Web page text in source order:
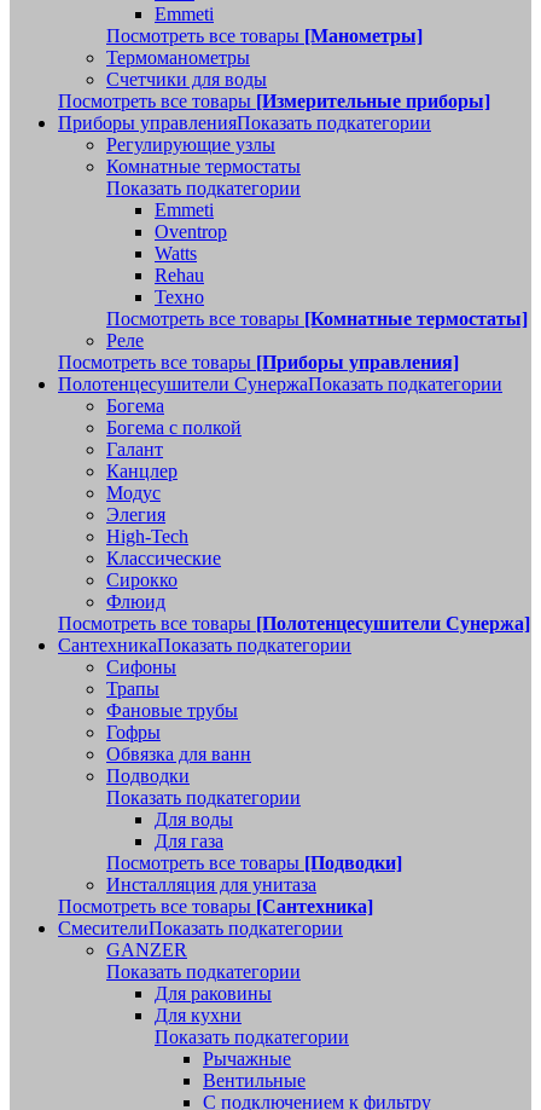
Emmeti
Посмотреть все товары [Манометры]
Термоманометры
Счетчики для воды
Посмотреть все товары [Измерительные приборы]
Приборы управленияПоказать подкатегории
Регулирующие узлы
Комнатные термостаты
Показать подкатегории
Emmeti
Oventrop
Watts
Rehau
Техно
Посмотреть все товары [Комнатные термостаты]
Реле
Посмотреть все товары [Приборы управления]
Полотенцесушители СунержаПоказать подкатегории
Богема
Богема с полкой
Галант
Канцлер
Модус
Элегия
High-Tech
Классические
Сирокко
Флюид
Посмотреть все товары [Полотенцесушители Сунержа]
СантехникаПоказать подкатегории
Сифоны
Трапы
Фановые трубы
Гофры
Обвязка для ванн
Подводки
Показать подкатегории
Для воды
Для газа
Посмотреть все товары [Подводки]
Инсталляция для унитаза
Посмотреть все товары [Сантехника]
СмесителиПоказать подкатегории
GANZER
Показать подкатегории
Для раковины
Для кухни
Показать подкатегории
Рычажные
Вентильные
С подключением к фильтру